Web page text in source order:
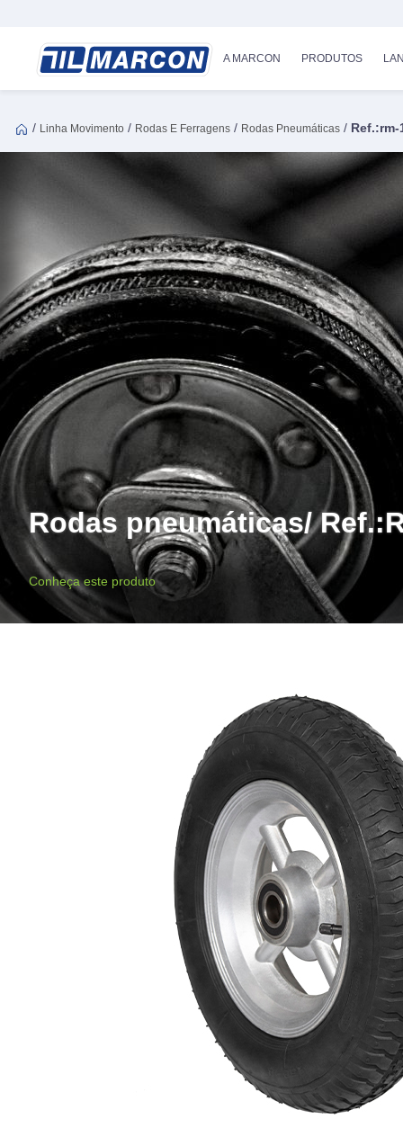
A MARCON PRODUTOS
/ Linha Movimento / Rodas E Ferragens / Rodas Pneumáticas / Ref.:rm-
Rodas pneumáticas/
Conheça este produto